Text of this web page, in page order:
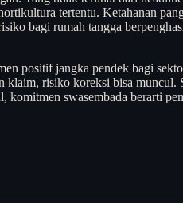
tertentu. Ketahanan
bagi rumah tangga
positif jangka pendek bagi
klaim, risiko koreksi bisa
swasembada berarti